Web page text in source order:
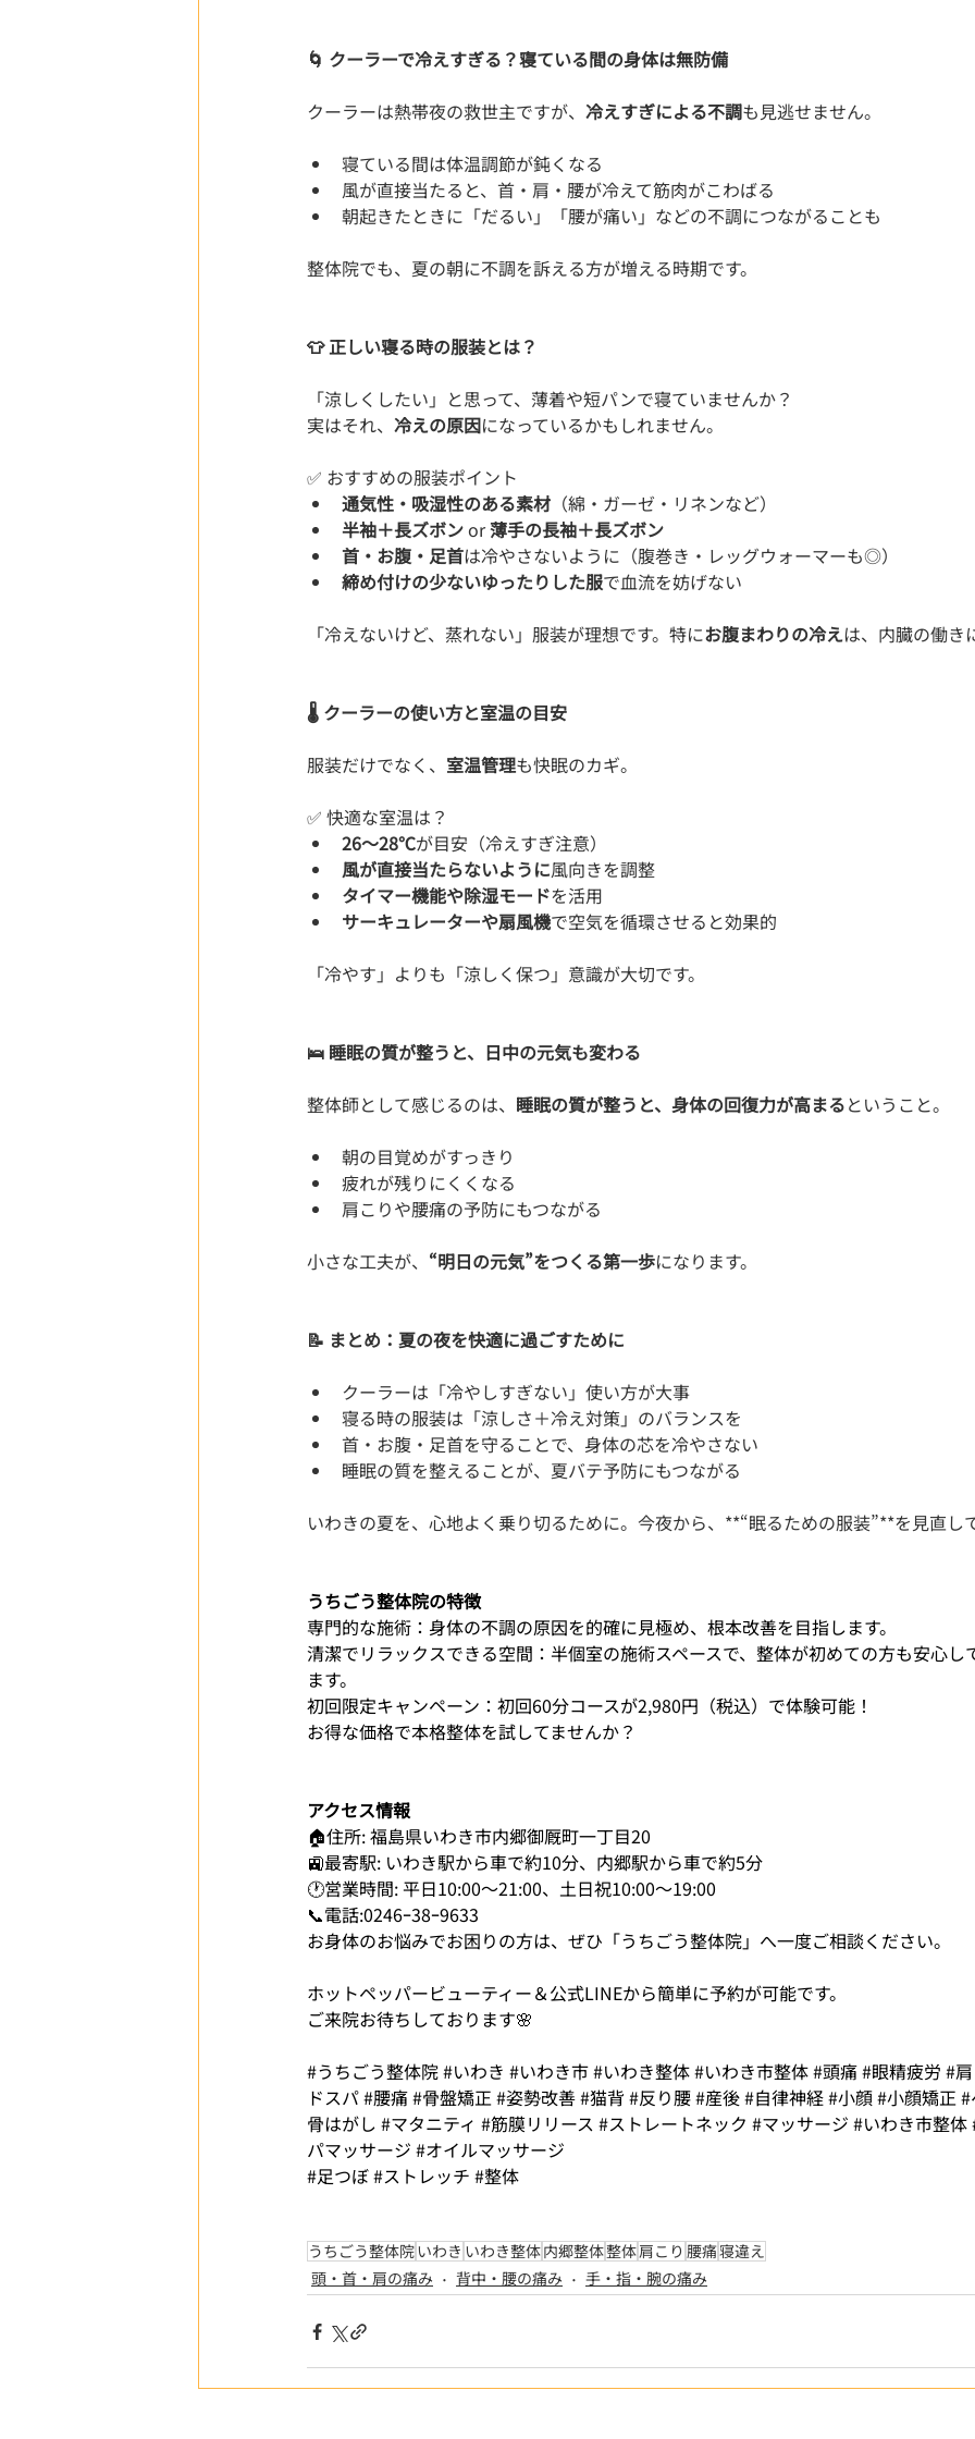
🌀 クーラーで冷えすぎる？寝ている間の身体は無防備
クーラーは熱帯夜の救世主ですが、 冷えすぎによる不調も見逃せません。
寝ている間は体温調節が鈍くなる
風が直接当たると、首・肩・腰が冷えて筋肉がこわばる
朝起きたときに「だるい」「腰が痛い」などの不調につながることも
整体院でも、夏の朝に不調を訴える方が増える時期です。
👕 正しい寝る時の服装とは？
「涼しくしたい」と思って、薄着や短パンで寝ていませんか？
実はそれ、 冷えの原因になっているかもしれません。
✅ おすすめの服装ポイント
通気性・吸湿性のある素材 （綿・ガーゼ・リネンなど）
半袖＋長ズボン or 薄手の長袖＋長ズボン
首・お腹・足首は冷やさないように（腹巻き・レッグウォーマーも◎）
締め付けの少ないゆったりした服で血流を妨げない
「冷えないけど、蒸れない」服装が理想です。特にお腹まわりの冷えは、内臓の働き
🌡️ クーラーの使い方と室温の目安
服装だけでなく、 室温管理も快眠のカギ。
✅ 快適な室温は？
26〜28℃が目安（冷えすぎ注意）
風が直接当たらないように風向きを調整
タイマー機能や除湿モードを活用
サーキュレーターや扇風機で空気を循環させると効果的
「冷やす」よりも「涼しく保つ」意識が大切です。
🛌 睡眠の質が整うと、日中の元気も変わる
整体師として感じるのは、 睡眠の質が整うと、身体の回復力が高まるということ。
朝の目覚めがすっきり
疲れが残りにくくなる
肩こりや腰痛の予防にもつながる
小さな工夫が、 “明日の元気”をつくる第一歩になります。
📝 まとめ：夏の夜を快適に過ごすために
クーラーは「冷やしすぎない」使い方が大事
寝る時の服装は「涼しさ＋冷え対策」のバランスを
首・お腹・足首を守ることで、身体の芯を冷やさない
睡眠の質を整えることが、夏バテ予防にもつながる
いわきの夏を、心地よく乗り切るために。今夜から、**“眠るための服装”**を見直し
うちごう整体院の特徴
専門的な施術：身体の不調の原因を的確に見極め、根本改善を目指します。
清潔でリラックスできる空間：半個室の施術スペースで、整体が初めての方も安心し
ます。
初回限定キャンペーン：初回60分コースが2,980円（税込）で体験可能！
お得な価格で本格整体を試してませんか？
アクセス情報
🏠住所: 福島県いわき市内郷御厩町一丁目20
🚉最寄駅: いわき駅から車で約10分、内郷駅から車で約5分
🕐営業時間: 平日10:00～21:00、土日祝10:00～19:00
📞電話:0246ｰ38ｰ9633
お身体のお悩みでお困りの方は、ぜひ「うちごう整体院」へ一度ご相談ください。
ホットペッパービューティー＆公式LINEから簡単に予約が可能です。
ご来院お待ちしております🌸
#うちごう整体院#いわき #いわき市#いわき整体#いわき市整体#頭痛#眼精疲労 #
ドスパ#腰痛#骨盤矯正#姿勢改善#猫背 #反り腰#産後#自律神経#小顔#小顔矯正#
骨はがし #マタニティ #筋膜リリース #ストレートネック #マッサージ #いわき市整体
パマッサージ #オイルマッサージ
#足つぼ#ストレッチ #整体
うちごう整体院いわき いわき整体内郷整体整体肩こり 腰痛寝違え
頭・首・肩の痛み
背中・腰の痛み 手・指・腕の痛み